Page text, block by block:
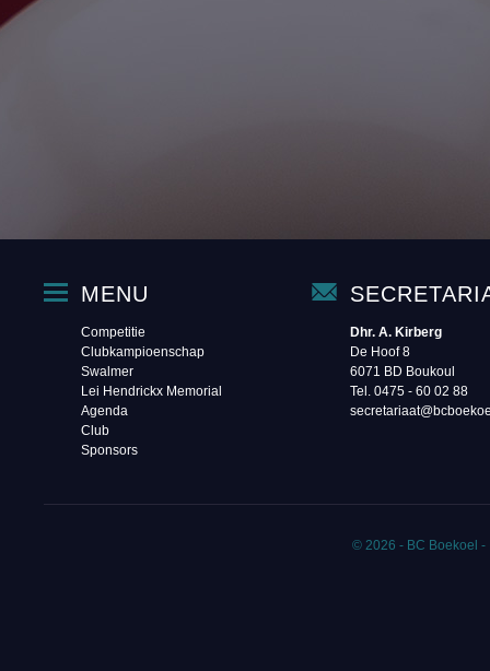
MENU
Competitie
Clubkampioenschap
Swalmer
Lei Hendrickx Memorial
Agenda
Club
Sponsors
Dhr. A. Kirberg
De Hoof 8
6071 BD Boukoul
Tel. 0475 - 60 02 88‬
© 2026 - BC Boekoel